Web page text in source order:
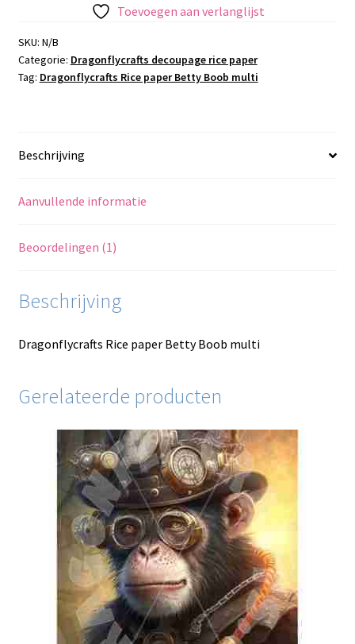
multi
aantal
Toevoegen aan verlanglijst
SKU: N/B
Categorie: Dragonflycrafts decoupage rice paper
Tag: Dragonflycrafts Rice paper Betty Boob multi
Beschrijving
Aanvullende informatie
Beoordelingen (1)
Beschrijving
Dragonflycrafts Rice paper Betty Boob multi
Gerelateerde producten